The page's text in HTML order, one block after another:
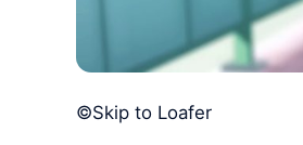
©Skip to Loafer